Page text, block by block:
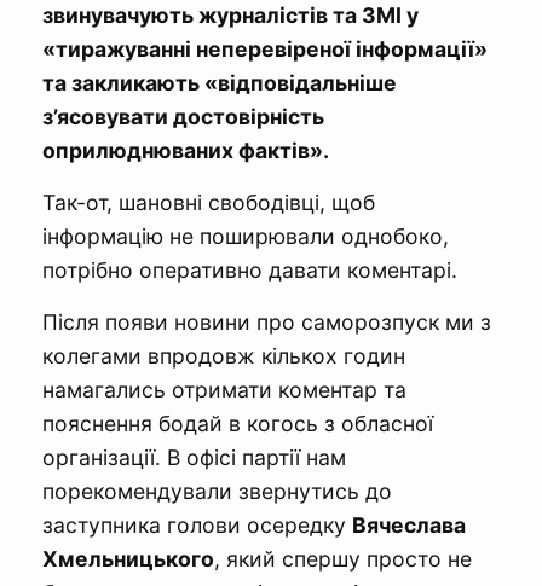
звинувачують журналістів та ЗМІ у
«тиражуванні неперевіреної інформації»
та закликають «відповідальніше
з’ясовувати достовірність
оприлюднюваних фактів».
Так-от, шановні свободівці, щоб
інформацію не поширювали однобоко,
потрібно оперативно давати коментарі.
Після появи новини про саморозпуск ми з
колегами впродовж кількох годин
намагались отримати коментар та
пояснення бодай в когось з обласної
організації. В офісі партії нам
порекомендували звернутись до
заступника голови осередку Вячеслава
Хмельницького, який спершу просто не